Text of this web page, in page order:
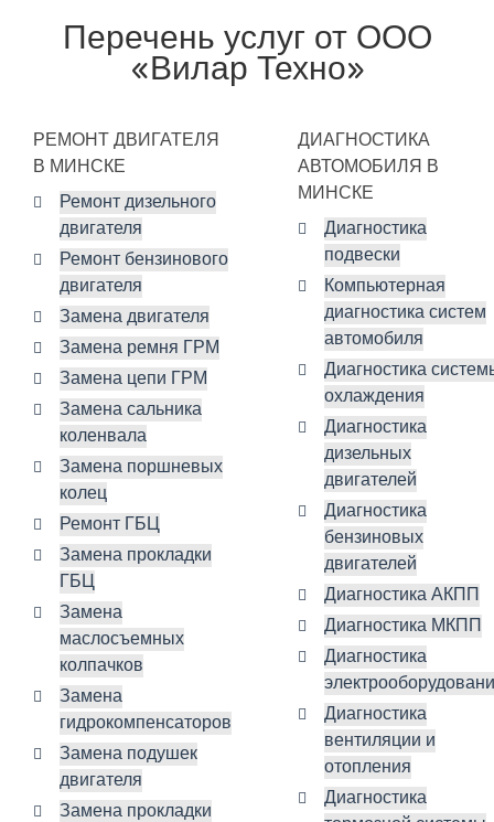
Перечень услуг от ООО
«Вилар Техно»
РЕМОНТ ДВИГАТЕЛЯ
В МИНСКЕ
Ремонт дизельного
двигателя
Ремонт бензинового
двигателя
Замена двигателя
Замена ремня ГРМ
Замена цепи ГРМ
Замена сальника
коленвала
Замена поршневых
колец
Ремонт ГБЦ
Замена прокладки
ГБЦ
Замена
маслосъемных
колпачков
Замена
гидрокомпенсаторов
Замена подушек
двигателя
Замена прокладки
ДИАГНОСТИКА
АВТОМОБИЛЯ В
МИНСКЕ
Диагностика
подвески
Компьютерная
диагностика систем
автомобиля
Диагностика
охлаждения
Диагностика
дизельных
двигателей
Диагностика
бензиновых
двигателей
Диагностика АКПП
Диагностика МКПП
Диагностика
Диагностика
вентиляции и
отопления
Диагностика